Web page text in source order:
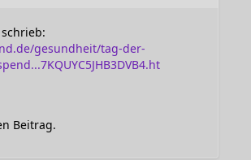
gesundheit/tag-der-
Beitrag.